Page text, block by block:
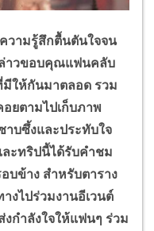
ามรู้สึกตื้นตันใจจน
ล่าวขอบคุณแฟนคลับ
ให้กันมาตลอด รวม
ยตามไปเก็บภาพ
าบซึ้งและประทับใจ
ะทริปนี้ได้รับคำชม
บข้าง สำหรับตาราง
งไปร่วมงานอีเวนต์
กำลังใจให้แฟนๆ ร่วม